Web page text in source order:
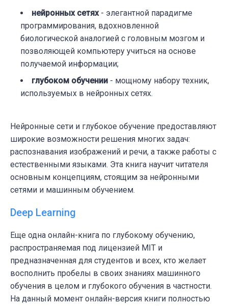
нейронных сетях- элегантной парадигме
программирования, вдохновленной
биологической аналогией с головным мозгом и
позволяющей компьютеру учиться на основе
получаемой информации;
глубоком обучении - мощному набору техник,
используемых в нейронных сетях.
Нейронные сети и глубокое обучение предоставляют
широкие возможности решения многих задач:
распознавания изображений и речи, а также работы с
естественными языками. Эта книга научит читателя
основным концепциям, стоящим за нейронными
сетями и машинным обучением.
Deep Learning
Еще одна онлайн-книга по глубокому обучению,
распространяемая под лицензией MIT и
предназначенная для студентов и всех, кто желает
восполнить пробелы в своих знаниях машинного
обучения в целом и глубокого обучения в частности.
На данный момент онлайн-версия книги полностью